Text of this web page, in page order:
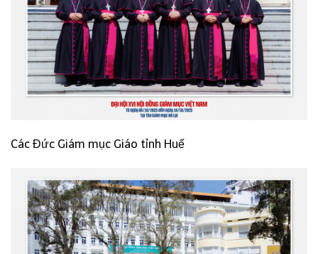
Các Đức Giám mục Giáo tỉnh Huế